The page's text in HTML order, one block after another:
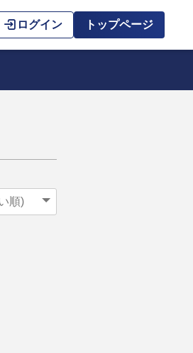
ログイン トップページ